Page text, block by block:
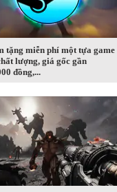
tặng miễn phí một tựa game
lượng, giá gốc gần
đồng,...